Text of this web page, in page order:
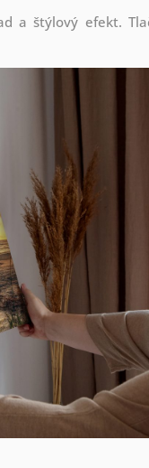
a štýlový efekt.